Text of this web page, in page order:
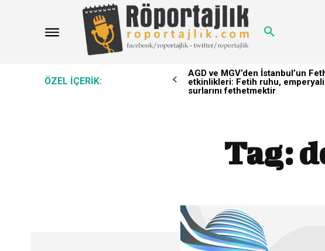
ÖZEL IÇERIK:
AGD ve MGV’den İstanbul’un
etkinlikleri: Fetih ruhu,
surlarını fethetmektir
Tag: